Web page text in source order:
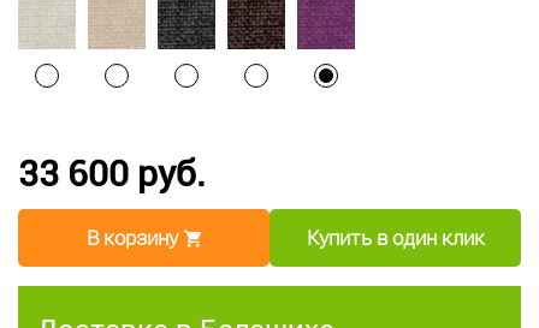
33 600 руб.
В корзину Купить в один клик